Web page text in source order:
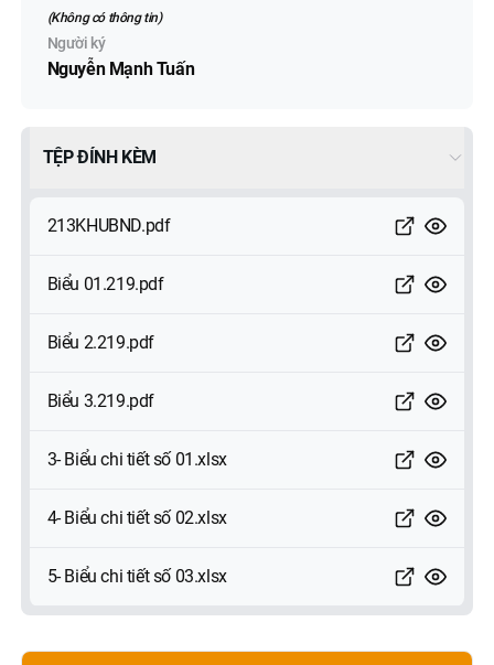
(Không có thông tin)
Người ký
Nguyễn Mạnh Tuấn
TỆP ĐÍNH KÈM
213KHUBND.pdf
Biểu 01.219.pdf
Biểu 2.219.pdf
Biểu 3.219.pdf
3- Biểu chi tiết số 01.xlsx
4- Biểu chi tiết số 02.xlsx
5- Biểu chi tiết số 03.xlsx